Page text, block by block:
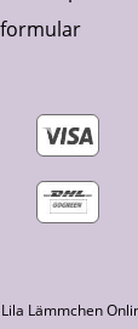
Lämmchen